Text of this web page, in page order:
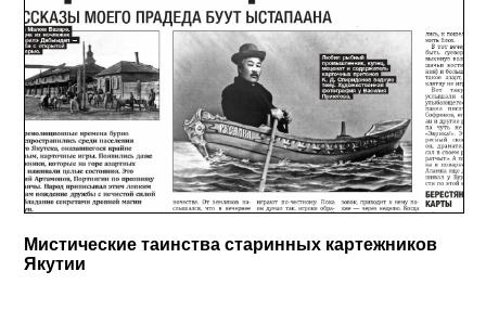
Мистические таинства старинных картежников
Якутии